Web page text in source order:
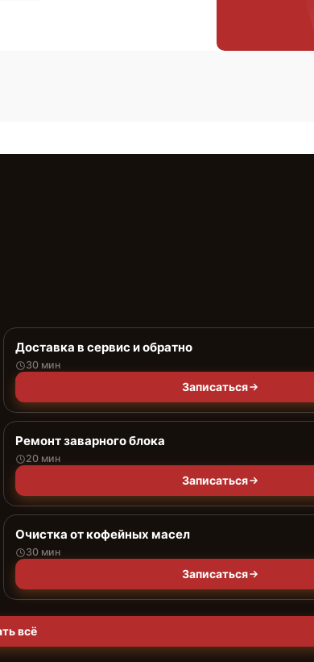
Доставка в сервис и обратно
30 мин
Записаться
Ремонт заварного блока
20 мин
Записаться
Очистка от кофейных масел
30 мин
Записаться
всё